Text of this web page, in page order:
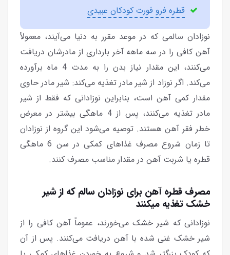
قطره فرو فورت کودکان عبیدی
نوزادان سالمی که در موعد مقرر به دنیا می‌آیند، معمولاً
آهن کافی را در سه ماهه آخر بارداری از مادرشان دریافت
می‌کنند، این مقدار نیاز بدن را به مدت 4 ماه برآورده
می‌کند. اگر نوزاد از شیر مادر تغذیه می‌کند: شیر مادر حاوی
مقدار کمی آهن است، بنابراین نوزادانی که فقط از شیر
مادر تغذیه می‌کنند، پس از 4 ماهگی بیشتر در معرض
خطر فقر آهن هستند. توصیه می‌شود این گروه از نوزادان
تا زمان شروع مصرف غذاهای کمکی در سن 6 ماهگی
قطره یا شربت آهن در مقدار مناسب مصرف کنند.
مصرف قطره آهن برای نوزادان سالم که از شیر
خشک تغذیه میکنند
نوزادانی که شیر خشک می‌خورند، عموماً آهن کافی را از
شیر خشک غنی شده با آهن دریافت می‌کنند. پس از آن